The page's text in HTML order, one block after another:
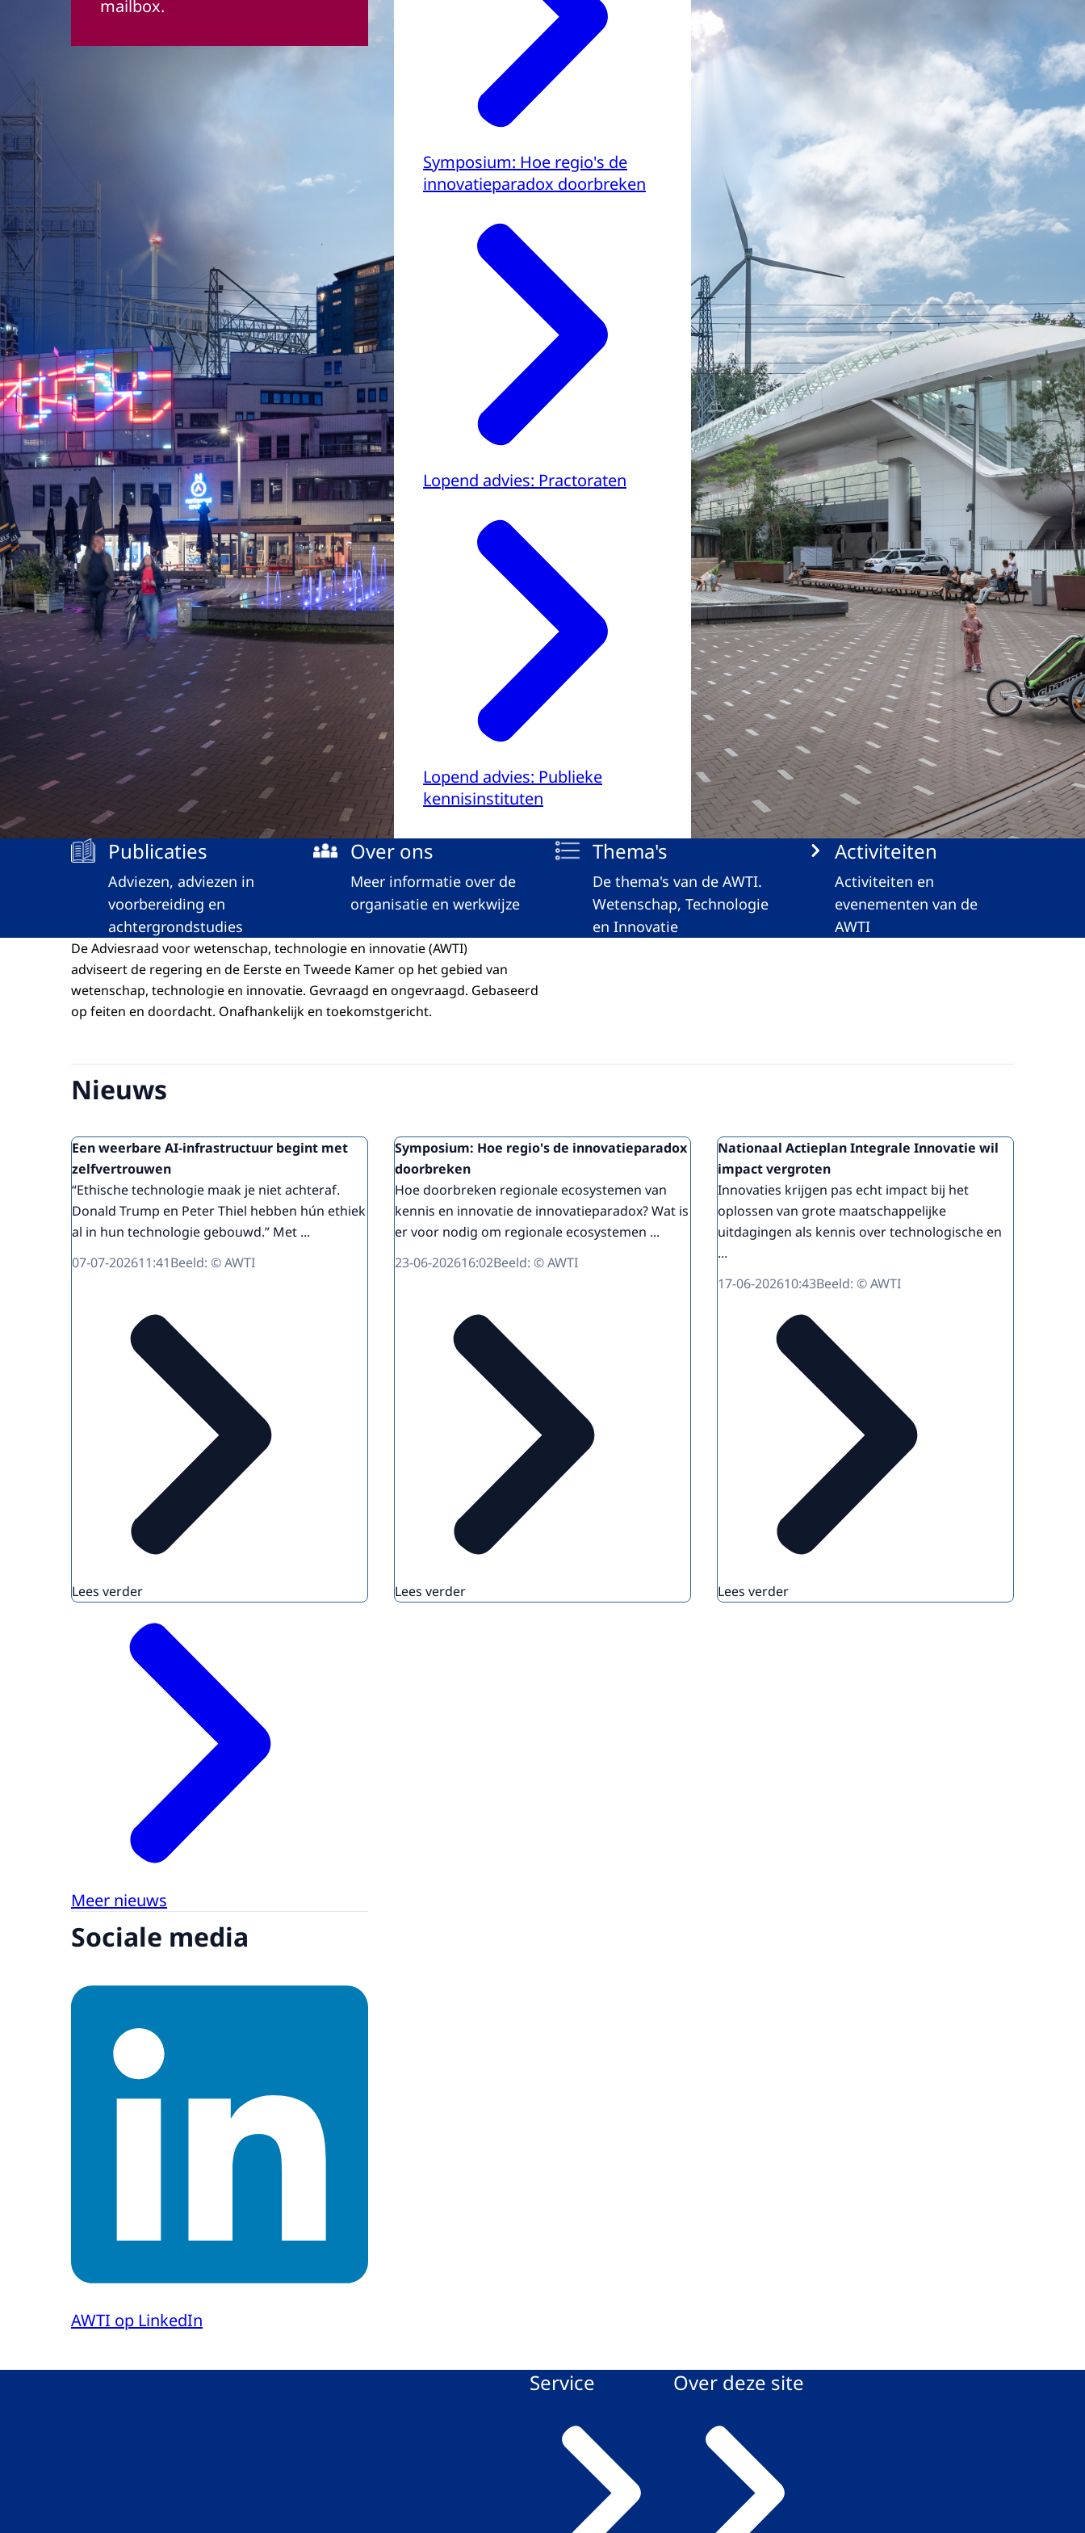
mailbox.
Symposium: Hoe regio's de
innovatieparadox doorbreken
Lopend advies: Practoraten
Lopend advies: Publieke
kennisinstituten
Menu Publicaties
Adviezen, adviezen in
voorbereiding en
achtergrondstudies
Over ons
Meer informatie over de
organisatie en werkwijze
Thema's
De thema's van de AWTI.
Wetenschap, Technologie
en Innovatie
Activiteiten
Activiteiten en
evenementen van de
AWTI
De Adviesraad voor wetenschap, technologie en innovatie (AWTI)
adviseert de regering en de Eerste en Tweede Kamer op het gebied van
wetenschap, technologie en innovatie. Gevraagd en ongevraagd. Gebaseerd
op feiten en doordacht. Onafhankelijk en toekomstgericht.
Nieuws
Een weerbare AI-infrastructuur begint met
zelfvertrouwen
“Ethische technologie maak je niet achteraf.
Donald Trump en Peter Thiel hebben hún ethiek
al in hun technologie gebouwd.” Met ...
07-07-202611:41Beeld: © AWTI
Lees verder
Symposium: Hoe regio's de innovatieparadox
doorbreken
Hoe doorbreken regionale ecosystemen van
kennis en innovatie de innovatieparadox? Wat is
er voor nodig om regionale ecosystemen ...
23-06-202616:02Beeld: © AWTI
Lees verder
Nationaal Actieplan Integrale Innovatie wil
impact vergroten
Innovaties krijgen pas echt impact bij het
oplossen van grote maatschappelijke
uitdagingen als kennis over technologische en
...
17-06-202610:43Beeld: © AWTI
Lees verder
Meer nieuws
Sociale media
AWTI op LinkedIn
Service Over deze site